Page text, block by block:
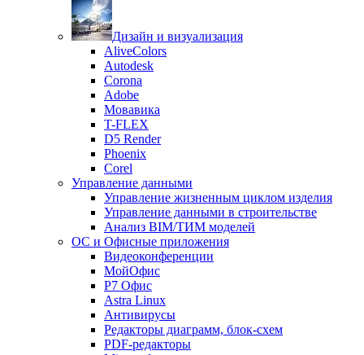
Дизайн и визуализация
AliveColors
Autodesk
Corona
Adobe
Мовавика
T-FLEX
D5 Render
Phoenix
Corel
Управление данными
Управление жизненным циклом изделия
Управление данными в строительстве
Анализ BIM/ТИМ моделей
ОС и Офисные приложения
Видеоконференции
МойОфис
P7 Офис
Astra Linux
Антивирусы
Редакторы диаграмм, блок-схем
PDF-редакторы